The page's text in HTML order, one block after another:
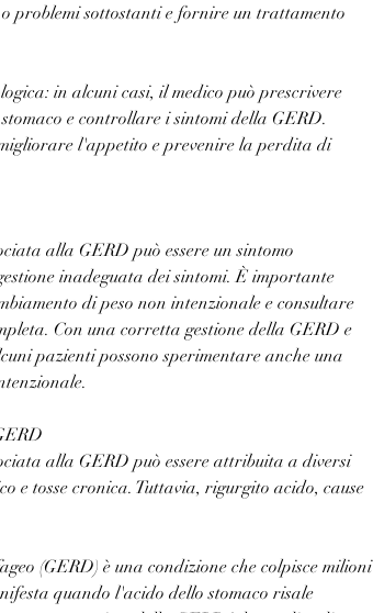
problemi sottostanti e fornire un trattamento
in alcuni casi, il medico può prescrivere
e controllare i sintomi della GERD.
l'appetito e prevenire la perdita di
alla GERD può essere un sintomo
inadeguata dei sintomi. È importante
di peso non intenzionale e consultare
Con una corretta gestione della GERD e
pazienti possono sperimentare anche una
alla GERD può essere attribuita a diversi
e tosse cronica. Tuttavia, rigurgito acido, cause
(GERD) è una condizione che colpisce milioni
quando l'acido dello stomaco risale